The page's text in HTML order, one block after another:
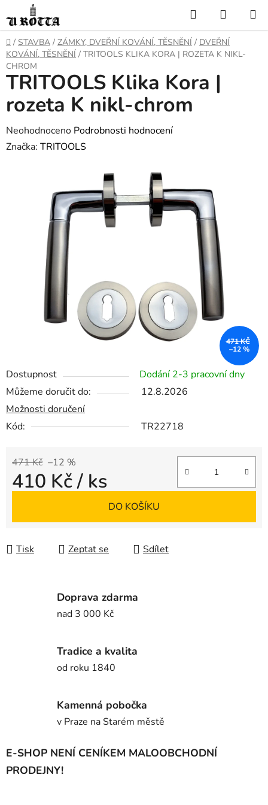
na
obsah
Hledat
KOŠÍK
DOMŮ
/ STAVBA / ZÁMKY, DVEŘNÍ KOVÁNÍ, TĚSNĚNÍ / DVEŘNÍ
KOVÁNÍ, TĚSNĚNÍ / TRITOOLS KLIKA KORA | ROZETA K NIKL-
CHROM
Dostupnost
Dodání 2-3 pracovní dny
Můžeme doručit do:
12.8.2026
Možnosti doručení
Kód:
TR22718
471 Kč –12 %
410 Kč/ ks
DO KOŠÍKU
Tisk Zeptat se Sdílet
TRITOOLS Klika Kora |
rozeta K nikl-chrom
Průměrné
hodnocení
hvězdiček.
Neohodnoceno Podrobnosti hodnocení
Značka: TRITOOLS
471 KČ
–12 %
Doprava zdarma
nad 3 000 Kč
Tradice a kvalita
od roku 1840
Kamenná pobočka
v Praze na Starém městě
E-SHOP NENÍ CENÍKEM MALOOBCHODNÍ
PRODEJNY!